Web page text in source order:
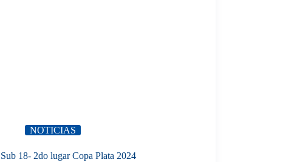
NOTICIAS
Sub 18- 2do lugar Copa Plata 2024